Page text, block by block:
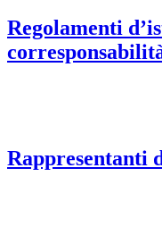
Regolamenti
Rappresentanti